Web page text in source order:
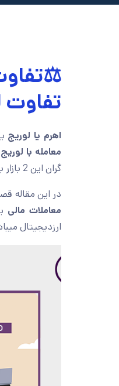
تفاوت
اهرم یا لوریج
معامله با لوریج
گران این 2 بازار بدنبال “
در این مقاله
معاملات مالی
ارزدیجیتال